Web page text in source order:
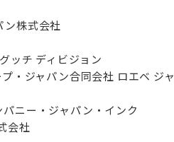
ン株式会社
ッチ ディビジョン
・ジャパン合同会社 ロエベ ジ
ニー・ジャパン・インク
会社